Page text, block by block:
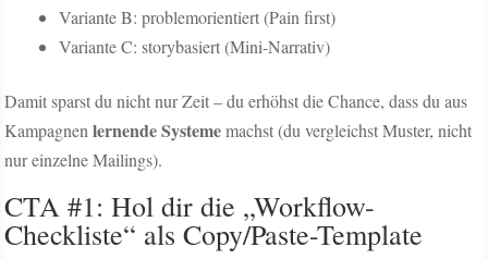
Variante B: problemorientiert (Pain first)
Variante C: storybasiert (Mini-Narrativ)
Damit sparst du nicht nur Zeit – du erhöhst die Chance, dass du aus
Kampagnenlernende Systememachst (du vergleichst Muster, nicht
nur einzelne Mailings).
CTA #1: Hol dir die „Workflow-
Checkliste“ als Copy/Paste-Template